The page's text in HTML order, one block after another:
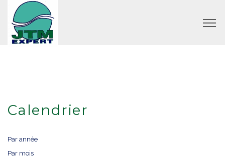
Calendrier
Par année
Par mois